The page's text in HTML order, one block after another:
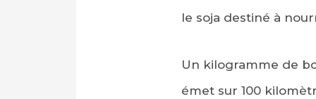
le soja destiné à
Un kilogramme de
émet sur 100